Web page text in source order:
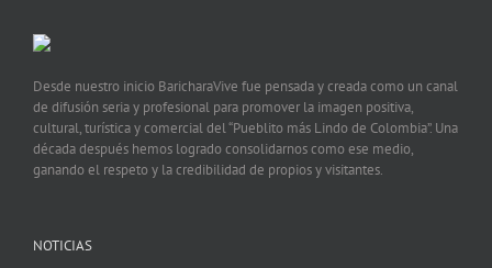
Desde nuestro inicio BaricharaVive fue pensada y creada como un canal
de difusión seria y profesional para promover la imagen positiva,
cultural, turística y comercial del “Pueblito más Lindo de Colombia”. Una
década después hemos logrado consolidarnos como ese medio,
ganando el respeto y la credibilidad de propios y visitantes.
NOTICIAS